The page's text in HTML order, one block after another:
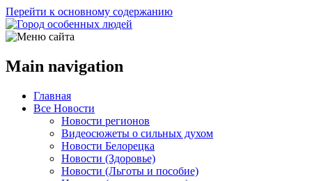
Перейти к основному содержанию
Main navigation
Главная
Все Новости
Новости регионов
Видеосюжеты о сильных духом
Новости Белорецка
Новости (Здоровье)
Новости (Льготы и пособие)